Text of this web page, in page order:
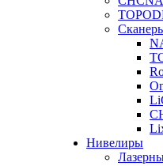
Нивелиры